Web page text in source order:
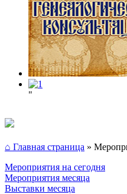
"
⌂ Главная страница »
Мероприятия на сегодня
Мероприятия месяца
Выставки месяца